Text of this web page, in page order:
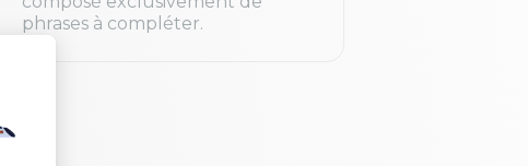
phrases à compléter.